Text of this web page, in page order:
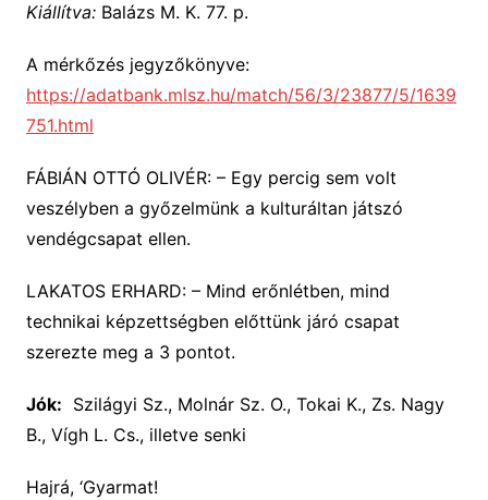
Kiállítva:Balázs M. K. 77. p.
A mérkőzés jegyzőkönyve:
https://adatbank.mlsz.hu/match/56/3/23877/5/1639
751.html
FÁBIÁN OTTÓ OLIVÉR: – Egy percig sem volt
veszélyben a győzelmünk a kulturáltan játszó
vendégcsapat ellen.
LAKATOS ERHARD: – Mind erőnlétben, mind
technikai képzettségben előttünk járó csapat
szerezte meg a 3 pontot.
Jók: Szilágyi Sz., Molnár Sz. O., Tokai K., Zs. Nagy
B., Vígh L. Cs., illetve senki
Hajrá, ‘Gyarmat!